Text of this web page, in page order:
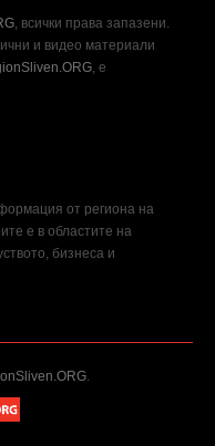
, всички права запазени.
и видео материали
, е
от региона на
е в областите на
бизнеса и
.